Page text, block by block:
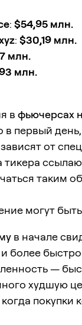
: $54,95 млн.
: $30,19 млн.
млн.
млн.
в фьючерсах
первый день,
от
таким
могут
в начале
более
—
худшую
покупки